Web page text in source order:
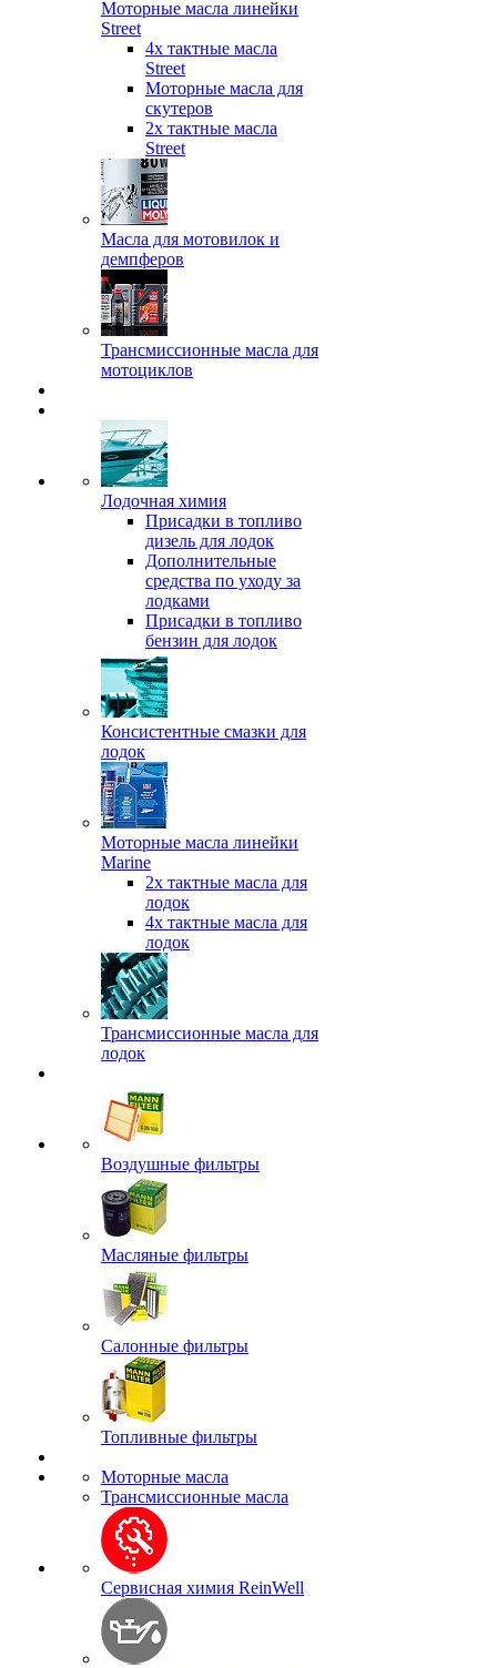
Моторные масла линейки
Street
4х тактные масла
Street
Моторные масла для
скутеров
2х тактные масла
Street
Масла для мотовилок и
демпферов
Трансмиссионные масла для
мотоциклов
Лодочная химия
Присадки в топливо
дизель для лодок
Дополнительные
средства по уходу за
лодками
Присадки в топливо
бензин для лодок
Консистентные смазки для
лодок
Моторные масла линейки
Marine
2х тактные масла для
лодок
4х тактные масла для
лодок
Трансмиссионные масла для
лодок
Воздушные фильтры
Масляные фильтры
Салонные фильтры
Топливные фильтры
Моторные масла
Трансмиссионные масла
Сервисная химия ReinWell